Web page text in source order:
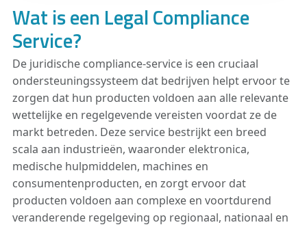
Wat is een Legal Compliance
Service?
De juridische compliance-service is een cruciaal
ondersteuningssysteem dat bedrijven helpt ervoor te
zorgen dat hun producten voldoen aan alle relevante
wettelijke en regelgevende vereisten voordat ze de
markt betreden. Deze service bestrijkt een breed
scala aan industrieën, waaronder elektronica,
medische hulpmiddelen, machines en
consumentenproducten, en zorgt ervoor dat
producten voldoen aan complexe en voortdurend
veranderende regelgeving op regionaal, nationaal en